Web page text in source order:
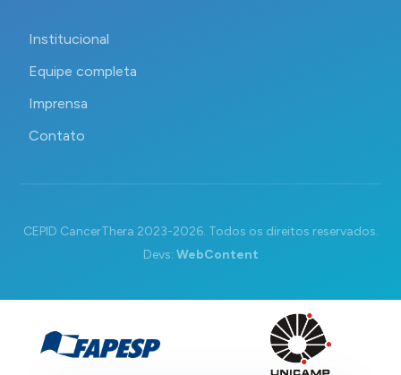
Institucional
Equipe completa
Imprensa
Contato
CEPID CancerThera 2023-2026. Todos os direitos reservados.
Devs: WebContent